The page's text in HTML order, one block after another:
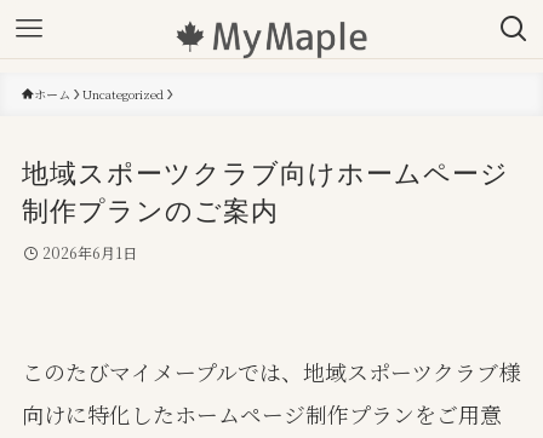
ホーム Uncategorized
地域スポーツクラブ向けホームページ
制作プランのご案内
2026年6月1日
このたびマイメープルでは、地域スポーツクラブ様
向けに特化したホームページ制作プランをご用意